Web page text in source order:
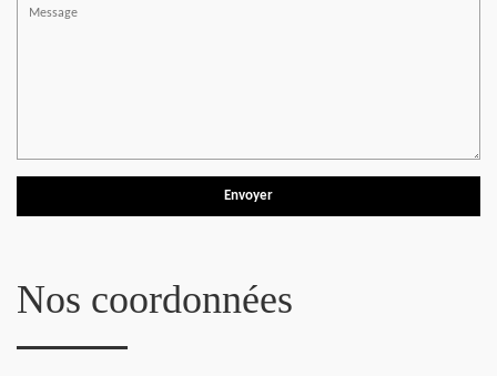
Nos coordonnées